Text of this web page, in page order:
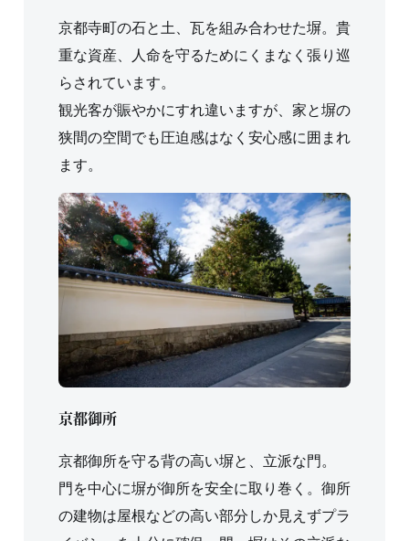
京都寺町の石と土、瓦を組み合わせた塀。貴
重な資産、人命を守るためにくまなく張り巡
らされています。
観光客が賑やかにすれ違いますが、家と塀の
狭間の空間でも圧迫感はなく安心感に囲まれ
ます。
京都御所
京都御所を守る背の高い塀と、立派な門。
門を中心に塀が御所を安全に取り巻く。御所
の建物は屋根などの高い部分しか見えずプラ